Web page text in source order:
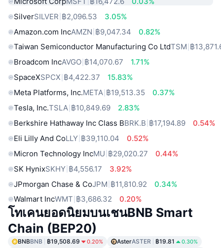
SilverSILVER ฿2,096.53
3.05%
Amazon.com IncAMZN ฿9,047.34
0.82%
Taiwan Semiconductor Manufacturing Co LtdTSM ฿
Broadcom IncAVGO ฿14,070.67
1.71%
SpaceXSPCX ฿4,422.37
15.83%
Meta Platforms, Inc.META ฿19,513.35
0.37%
Tesla, Inc.TSLA ฿10,849.69
2.83%
Berkshire Hathaway Inc Class BBRK.B ฿17,194.89
0.54%
Eli Lilly And CoLLY ฿39,110.04
0.52%
Micron Technology IncMU ฿29,020.27
0.44%
SK HynixSKHY ฿4,556.17
3.92%
JPmorgan Chase & CoJPM ฿11,810.92
0.34%
Walmart IncWMT ฿3,686.32 0.20%
โทเคนยอดนิยมบนเชนBNB Smart
Chain (BEP20)
BNBBNB ฿19,508.69 0.20% AsterASTER ฿19.81 0.30%